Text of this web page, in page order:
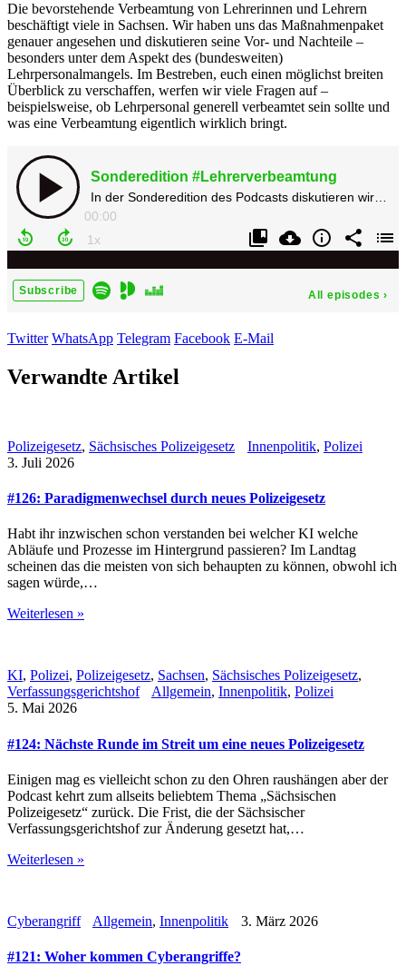
Die bevorstehende Verbeamtung von Lehrerinnen und Lehrern
beschäftigt viele in Sachsen. Wir haben uns das Maßnahmenpaket
genauer angesehen und diskutieren seine Vor- und Nachteile –
besonders unter dem Aspekt des (bundesweiten)
Lehrpersonalmangels. Im Bestreben, euch einen möglichst breiten
Überblick zu verschaffen, werfen wir viele Fragen auf –
beispielsweise, ob Lehrpersonal generell verbeamtet sein sollte und
was eine Verbeamtung eigentlich wirklich bringt.
Twitter WhatsApp Telegram Facebook E-Mail
Verwandte Artikel
Polizeigesetz, Sächsisches Polizeigesetz Innenpolitik, Polizei
3. Juli 2026
#126: Paradigmenwechsel durch neues Polizeigesetz
Habt ihr inzwischen schon verstanden bei welcher KI welche
Abläufe und Prozesse im Hintergrund passieren? Im Landtag
scheinen das die meisten von sich behaupten zu können, obwohl ich
sagen würde,…
Weiterlesen »
KI, Polizei, Polizeigesetz, Sachsen, Sächsisches Polizeigesetz,
Verfassungsgerichtshof
Allgemein, Innenpolitik, Polizei
5. Mai 2026
#124: Nächste Runde im Streit um eine neues Polizeigesetz
Einigen mag es vielleicht schon zu den Ohren raushängen aber der
Podcast kehrt zum allseits beliebtem Thema „Sächsischen
Polizeigesetz“ zurück. Die Frist, die der Sächsischer
Verfassungsgerichtshof zur Änderung gesetzt hat,…
Weiterlesen »
Cyberangriff Allgemein, Innenpolitik 3. März 2026
#121: Woher kommen Cyberangriffe?